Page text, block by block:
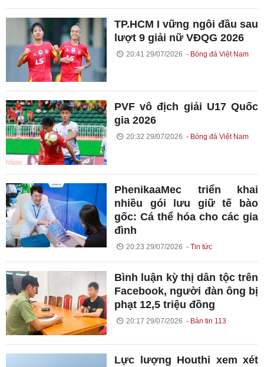
TP.HCM I vững ngôi đầu sau
lượt 9 giải nữ VĐQG 2026
20:41 29/07/2026 Bóng đá Việt Nam
PVF vô địch giải U17 Quốc
gia 2026
20:32 29/07/2026 Bóng đá Việt Nam
PhenikaaMec triển khai
nhiều gói lưu giữ tế bào
gốc: Cá thể hóa cho các gia
đình
20:23 29/07/2026 Tin tức
Bình luận kỳ thị dân tộc trên
Facebook, người đàn ông bị
phạt 12,5 triệu đồng
20:17 29/07/2026 Bản tin 113
Lực lượng Houthi xem xét